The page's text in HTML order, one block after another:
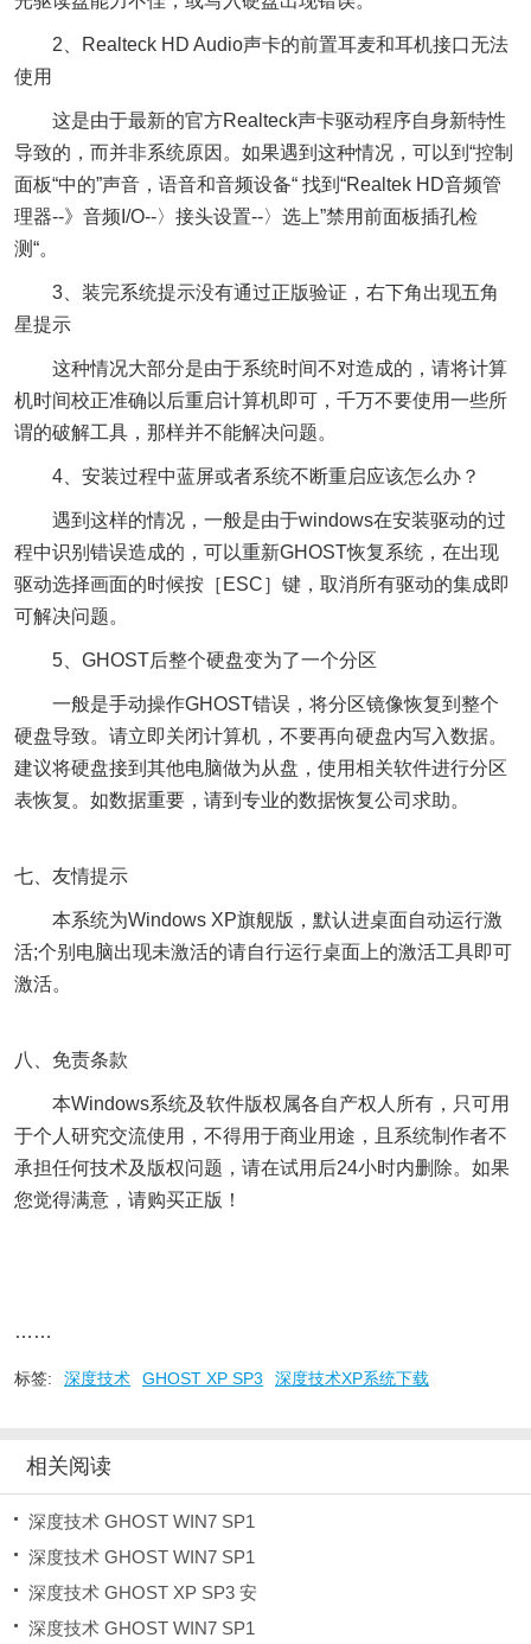
2、Realteck HD Audio声卡的前置耳麦和耳机接口无法
使用
这是由于最新的官方Realteck声卡驱动程序自身新特性
导致的，而并非系统原因。如果遇到这种情况，可以到“控制
面板“中的”声音，语音和音频设备“ 找到“Realtek HD音频管
理器--》音频I/O--〉接头设置--〉选上”禁用前面板插孔检
测“。
3、装完系统提示没有通过正版验证，右下角出现五角
星提示
这种情况大部分是由于系统时间不对造成的，请将计算
机时间校正准确以后重启计算机即可，千万不要使用一些所
谓的破解工具，那样并不能解决问题。
4、安装过程中蓝屏或者系统不断重启应该怎么办？
遇到这样的情况，一般是由于windows在安装驱动的过
程中识别错误造成的，可以重新GHOST恢复系统，在出现
驱动选择画面的时候按［ESC］键，取消所有驱动的集成即
可解决问题。
5、GHOST后整个硬盘变为了一个分区
一般是手动操作GHOST错误，将分区镜像恢复到整个
硬盘导致。请立即关闭计算机，不要再向硬盘内写入数据。
建议将硬盘接到其他电脑做为从盘，使用相关软件进行分区
表恢复。如数据重要，请到专业的数据恢复公司求助。
七、友情提示
本系统为Windows XP旗舰版，默认进桌面自动运行激
活;个别电脑出现未激活的请自行运行桌面上的激活工具即可
激活。
八、免责条款
本Windows系统及软件版权属各自产权人所有，只可用
于个人研究交流使用，不得用于商业用途，且系统制作者不
承担任何技术及版权问题，请在试用后24小时内删除。如果
您觉得满意，请购买正版！
……
标签: 深度技术 GHOST XP SP3 深度技术XP系统下载
相关阅读
深度技术 GHOST WIN7 SP1
深度技术 GHOST WIN7 SP1
深度技术 GHOST XP SP3 安
深度技术 GHOST WIN7 SP1